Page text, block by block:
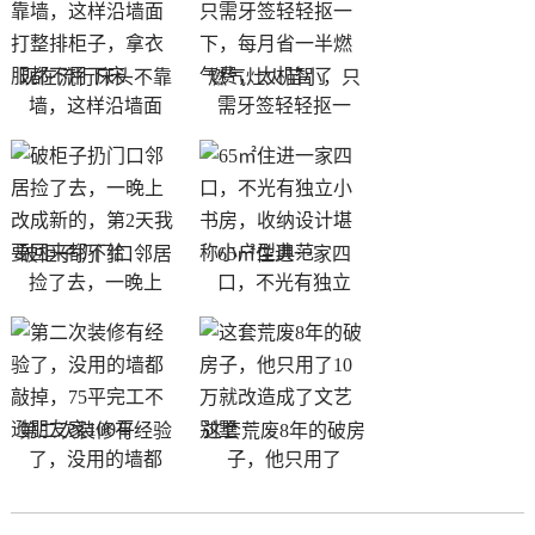
现在流行床头不靠
墙，这样沿墙面
燃气灶火苗小，只
需牙签轻轻抠一
破柜子扔门口邻居
捡了去，一晚上
65㎡住进一家四
口，不光有独立
第二次装修有经验
了，没用的墙都
这套荒废8年的破房
子，他只用了